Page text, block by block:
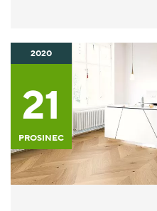
2020
21
PROSINEC